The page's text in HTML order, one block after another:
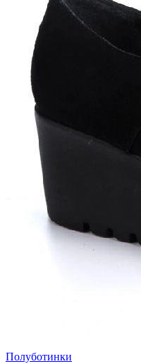
Полуботинки